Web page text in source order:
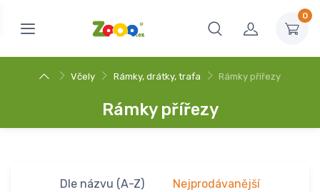
0
Včely Rámky, drátky, trafa Rámky přířezy
Rámky přířezy
Dle názvu (A-Z) Nejprodávanější